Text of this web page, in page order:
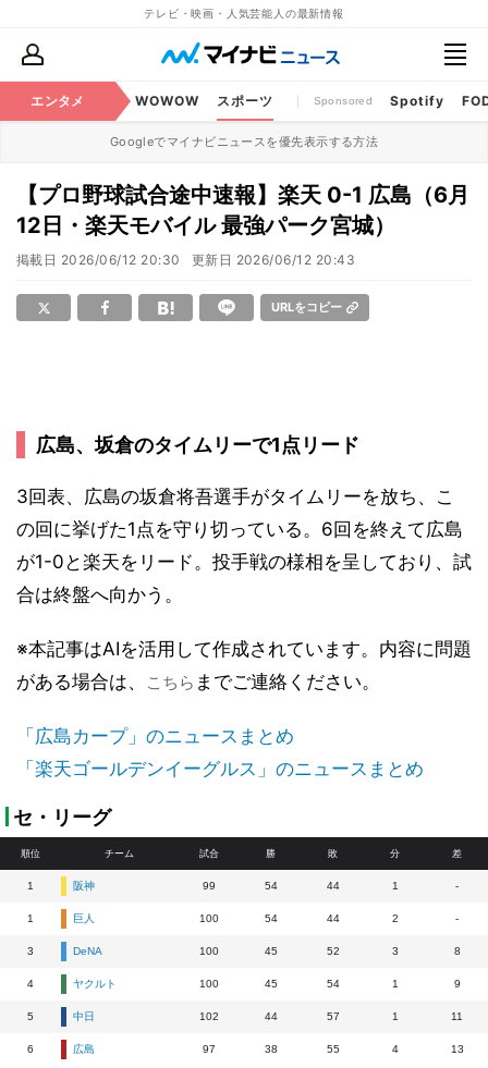
テレビ・映画・人気芸能人の最新情報
エンタメ
・CS番組 WOWOW スポーツ Sponsored Spotify
Googleでマイナビニュースを優先表示する方法
【プロ野球試合途中速報】楽天 0-1 広島（6月
12日・楽天モバイル 最強パーク宮城）
掲載日 2026/06/12 20:30 更新日 2026/06/12 20:43
URLをコピー
広島、坂倉のタイムリーで1点リード
3回表、広島の坂倉将吾選手がタイムリーを放ち、こ
の回に挙げた1点を守り切っている。6回を終えて広島
が1-0と楽天をリード。投手戦の様相を呈しており、試
合は終盤へ向かう。
※本記事はAIを活用して作成されています。内容に問題
がある場合は、
こちら までご連絡ください。
「広島カープ」のニュースまとめ
「楽天ゴールデンイーグルス」のニュースまとめ
セ・リーグ
順位 チーム 試合 勝 敗 分 差
1 阪神 99 54 44 1 -
1 巨人 100 54 44 2 -
3 DeNA 100 45 52 3 8
4 ヤクルト 100 45 54 1 9
5 中日 102 44 57 1 11
6 広島 97 38 55 4 13